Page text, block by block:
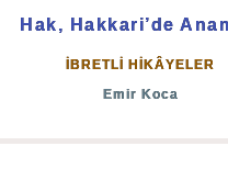
aleyküm ve rahmetullah...
Hak, Hakkari’de
İBRETLİ HİKÂYELER
Emir Koca